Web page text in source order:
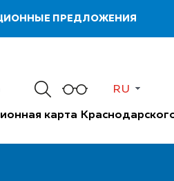
ПРЕДЛОЖЕНИЯ
RU
карта